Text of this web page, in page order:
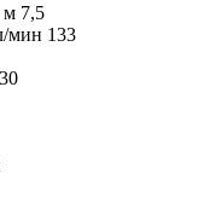
м 7,5
мин 133